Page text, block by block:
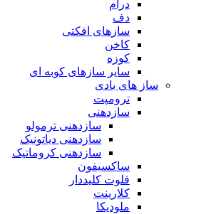
درام
دف
سازهای افکتی
کاخن
کوزه
سایر سازهای کوبه ای
ساز های بادی
ترومپت
سازدهنی
سازدهنی ترمولو
سازدهنی دیاتونیک
سازدهنی کروماتیک
ساکسیفون
فلوت کلیددار
کلارینت
ملودیکا